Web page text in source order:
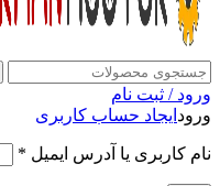
ورود / ثبت نام
ورود ایجاد حساب کاربری
نام کاربری یا آدرس ایمیل *